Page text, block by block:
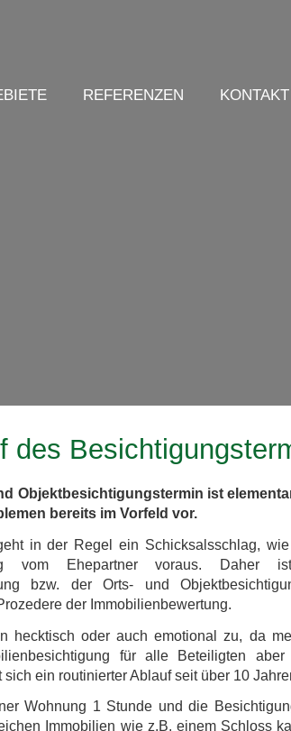
REFERENZEN KONTAKT
des
Objektbesichtigungstermin ist
bereits im Vorfeld vor.
in der Regel ein Schicksalsschlag,
vom Ehepartner voraus.
bzw. der Orts- und
der Immobilienbewertung.
hecktisch oder auch emotional zu, da
für alle Beteiligten
ein routinierter Ablauf seit über 10
Wohnung 1 Stunde und die
Immobilien wie z.B. einem Schloss